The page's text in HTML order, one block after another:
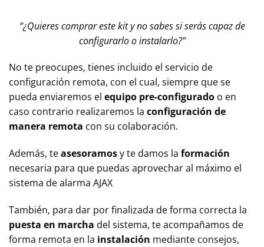
“¿Quieres comprar este kit y no sabes si serás capaz de
configurarlo o instalarlo?”
No te preocupes, tienes incluido el servicio de
configuración remota, con el cual, siempre que se
pueda enviaremos el equipo pre-configurado o en
caso contrario realizaremos la configuración de
manera remota con su colaboración.
Además, teasesoramosy te damos la formación
necesaria para que puedas aprovechar al máximo el
sistema de alarma AJAX
También, para dar por finalizada de forma correcta la
puesta en marcha del sistema, te acompañamos de
forma remota en la instalación mediante consejos,